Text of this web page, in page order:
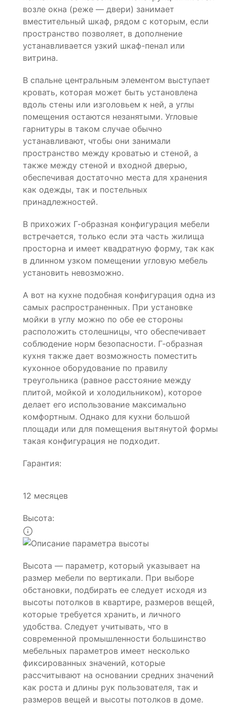
возле окна (реже — двери) занимает
вместительный шкаф, рядом с которым, если
пространство позволяет, в дополнение
устанавливается узкий шкаф-пенал или
витрина.
В спальне центральным элементом выступает
кровать, которая может быть установлена
вдоль стены или изголовьем к ней, а углы
помещения остаются незанятыми. Угловые
гарнитуры в таком случае обычно
устанавливают, чтобы они занимали
пространство между кроватью и стеной, а
также между стеной и входной дверью,
обеспечивая достаточно места для хранения
как одежды, так и постельных
принадлежностей.
В прихожих Г-образная конфигурация мебели
встречается, только если эта часть жилища
просторна и имеет квадратную форму, так как
в длинном узком помещении угловую мебель
установить невозможно.
А вот на кухне подобная конфигурация одна из
самых распространенных. При установке
мойки в углу можно по обе ее стороны
расположить столешницы, что обеспечивает
соблюдение норм безопасности. Г-образная
кухня также дает возможность поместить
кухонное оборудование по правилу
треугольника (равное расстояние между
плитой, мойкой и холодильником), которое
делает его использование максимально
комфортным. Однако для кухни большой
площади или для помещения вытянутой формы
такая конфигурация не подходит.
Гарантия:
12 месяцев
Высота:
Высота — параметр, который указывает на
размер мебели по вертикали. При выборе
обстановки, подбирать ее следует исходя из
высоты потолков в квартире, размеров вещей,
которые требуется хранить, и личного
удобства. Следует учитывать, что в
современной промышленности большинство
мебельных параметров имеет несколько
фиксированных значений, которые
рассчитывают на основании средних значений
как роста и длины рук пользователя, так и
размеров вещей и высоты потолков в доме.